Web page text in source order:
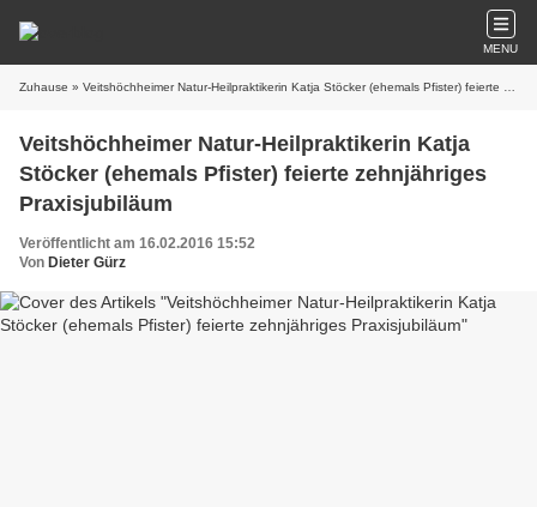
MENU
Zuhause » Veitshöchheimer Natur-Heilpraktikerin Katja Stöcker (ehemals Pfister) feierte zehnjähriges Praxisjubiläum
Veitshöchheimer Natur-Heilpraktikerin Katja
Stöcker (ehemals Pfister) feierte zehnjähriges
Praxisjubiläum
Veröffentlicht am 16.02.2016 15:52
Von Dieter Gürz